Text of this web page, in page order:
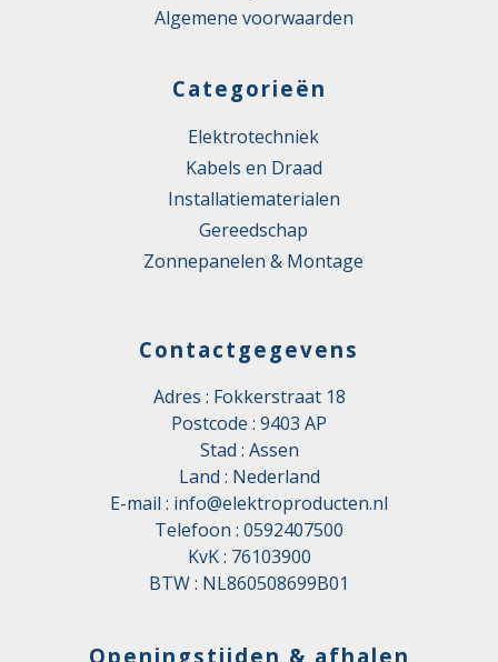
Algemene voorwaarden
Categorieën
Elektrotechniek
Kabels en Draad
Installatiematerialen
Gereedschap
Zonnepanelen & Montage
Contactgegevens
Adres : Fokkerstraat 18
Postcode : 9403 AP
Stad : Assen
Land : Nederland
E-mail : info@elektroproducten.nl
Telefoon : 0592407500
KvK : 76103900
BTW : NL860508699B01
Openingstijden & afhalen